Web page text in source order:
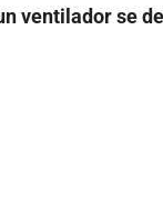
ventilador se